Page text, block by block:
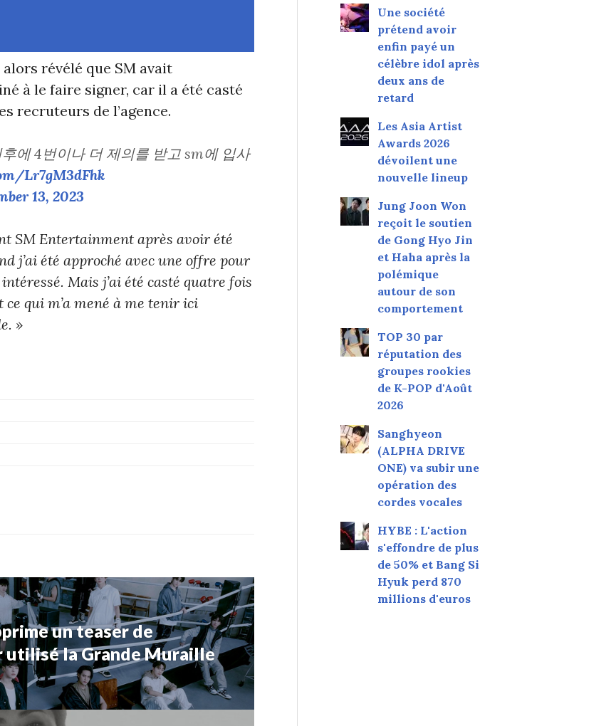
révélé que SM avait
à le faire signer, car il a été casté
recruteurs de l’agence.
에 4번이나 더 제의를 받고 sm에 입사
Lr7gM3dFhk
13, 2023
SM Entertainment après avoir été
j’ai été approché avec une offre pour
Mais j’ai été casté quatre fois
qui m’a mené à me tenir ici
»
un teaser de
utilisé la Grande Muraille
Une société
prétend avoir
enfin payé un
célèbre idol après
deux ans de
retard
Les Asia Artist
Awards 2026
dévoilent une
nouvelle lineup
Jung Joon Won
reçoit le soutien
de Gong Hyo Jin
et Haha après la
polémique
autour de son
comportement
TOP 30 par
réputation des
groupes rookies
de K-POP d'Août
2026
Sanghyeon
(ALPHA DRIVE
ONE) va subir une
opération des
cordes vocales
HYBE : L'action
s'effondre de plus
de 50% et Bang Si
Hyuk perd 870
millions d'euros